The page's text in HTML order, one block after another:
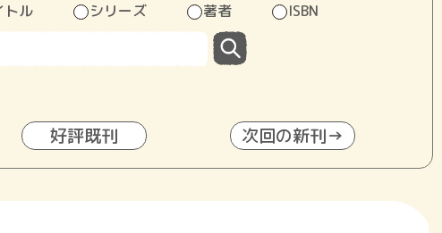
トル シリーズ 著者 ISBN
好評既刊 次回の新刊→